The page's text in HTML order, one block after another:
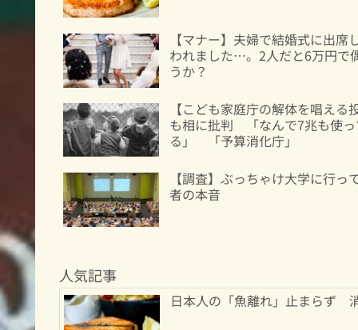
【マナー】夫婦で結婚式に出
われました…。2人だと6万円で
うか？
【こども家庭庁の解体を唱え
も相に批判 「なんで7兆も使
る」 「予算消化庁」
【調査】ぶっちゃけ大学に行
者の本音
人気記事
日本人の「魚離れ」止まらず